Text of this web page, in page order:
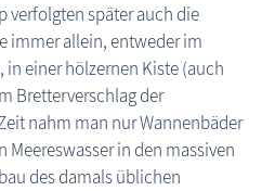
verfolgten später auch die
immer allein, entweder im
einer hölzernen Kiste (auch
Bretterverschlag der
nahm man nur Wannenbäder
in den massiven
des damals üblichen